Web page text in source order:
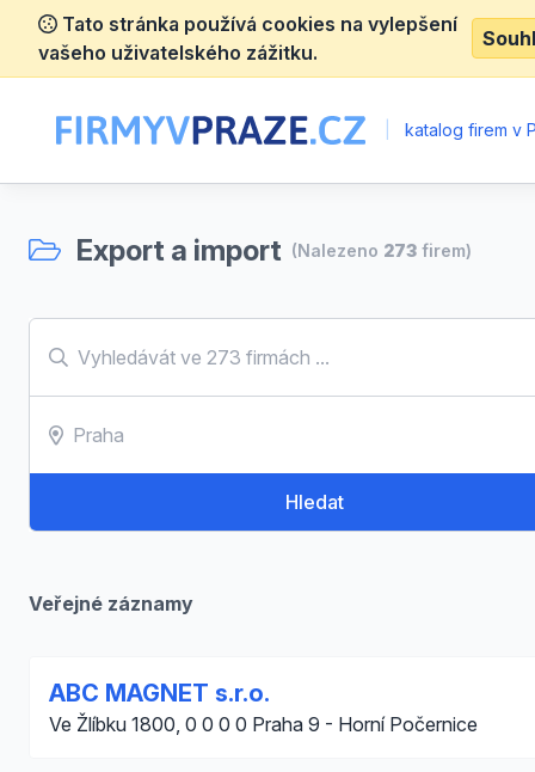
Tato stránka používá cookies na vylepšení
vašeho uživatelského zážitku.
katalog firem v
Export a import (Nalezeno 273 firem)
Hledat
Veřejné záznamy
ABC MAGNET s.r.o.
Ve Žlíbku 1800, 0 0 0 0 Praha 9 - Horní Počernice